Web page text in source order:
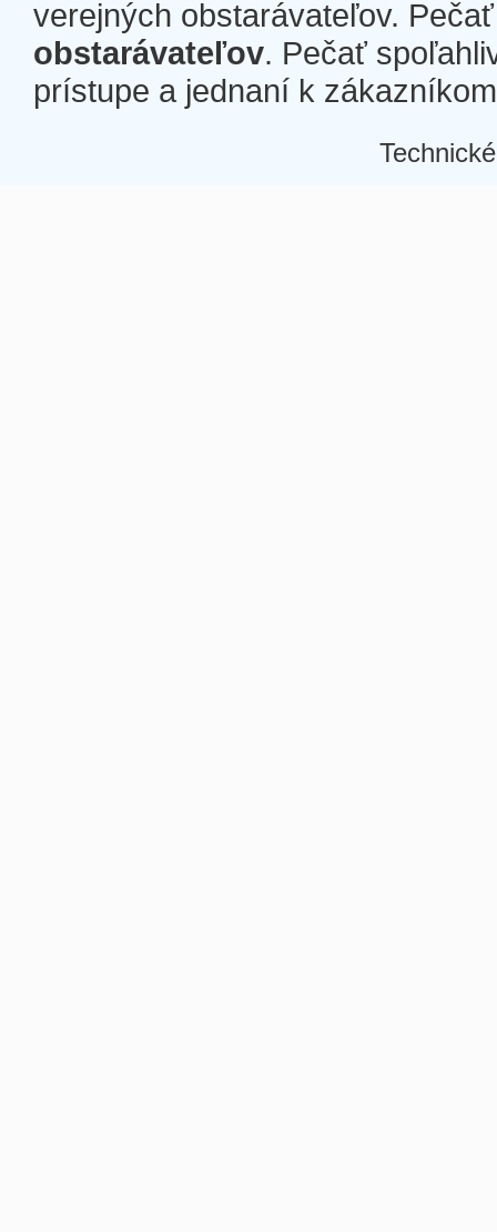
verejných obstarávateľov.
obstarávateľov. Pečať
prístupe a jednaní k